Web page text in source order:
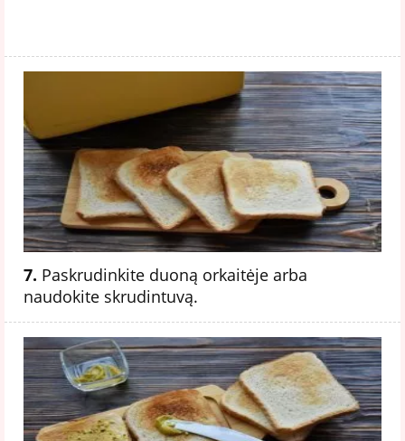
7. Paskrudinkite duoną orkaitėje arba
naudokite skrudintuvą.